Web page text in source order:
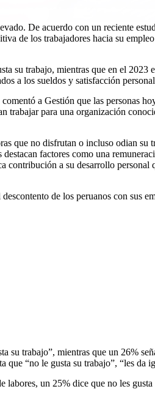
De acuerdo con un reciente
de los trabajadores hacia su
su trabajo, mientras que en el 2023
a los sueldos y satisfacción
a Gestión que las personas
trabajar para una organización
que no disfrutan o incluso odian su
factores como una
contribución a su desarrollo personal
de los peruanos con sus
su trabajo”, mientras que un 26%
que “no le gusta su trabajo”, “les da
labores, un 25% dice que no les